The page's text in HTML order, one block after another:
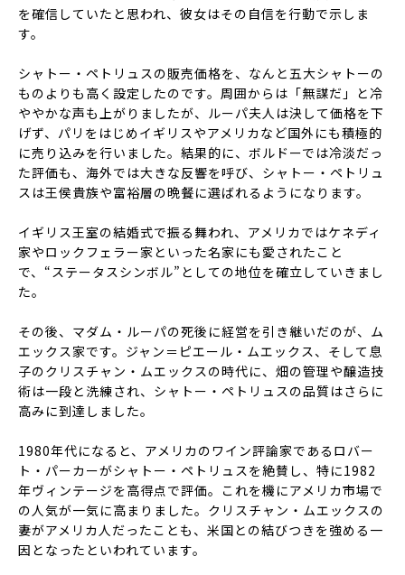
を確信していたと思われ、彼女はその自信を行動で示しま
す。
シャトー・ペトリュスの販売価格を、なんと五大シャトーの
ものよりも高く設定したのです。周囲からは「無謀だ」と冷
ややかな声も上がりましたが、ルーパ夫人は決して価格を下
げず、パリをはじめイギリスやアメリカなど国外にも積極的
に売り込みを行いました。結果的に、ボルドーでは冷淡だっ
た評価も、海外では大きな反響を呼び、シャトー・ペトリュ
スは王侯貴族や富裕層の晩餐に選ばれるようになります。
イギリス王室の結婚式で振る舞われ、アメリカではケネディ
家やロックフェラー家といった名家にも愛されたこと
で、“ステータスシンボル”としての地位を確立していきまし
た。
その後、マダム・ルーパの死後に経営を引き継いだのが、ム
エックス家です。ジャン＝ピエール・ムエックス、そして息
子のクリスチャン・ムエックスの時代に、畑の管理や醸造技
術は一段と洗練され、シャトー・ペトリュスの品質はさらに
高みに到達しました。
1980年代になると、アメリカのワイン評論家であるロバー
ト・パーカーがシャトー・ペトリュスを絶賛し、特に1982
年ヴィンテージを高得点で評価。これを機にアメリカ市場で
の人気が一気に高まりました。クリスチャン・ムエックスの
妻がアメリカ人だったことも、米国との結びつきを強める一
因となったといわれています。